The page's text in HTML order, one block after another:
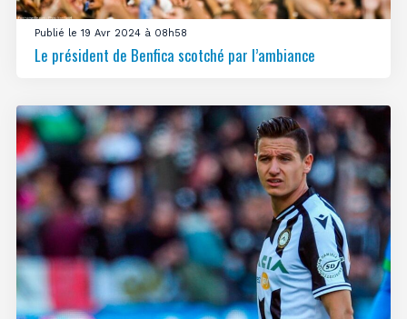
Publié le 19 Avr 2024 à 08h58
Le président de Benfica scotché par l’ambiance